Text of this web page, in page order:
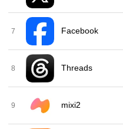
7 Facebook
8 Threads
9 mixi2